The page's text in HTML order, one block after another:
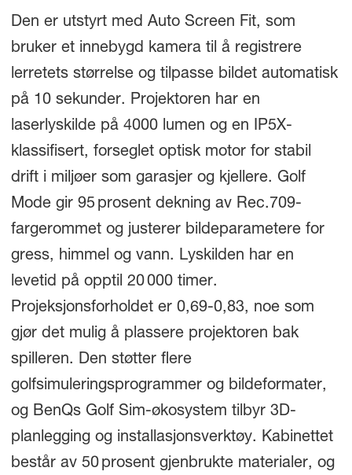
Den er utstyrt med Auto Screen Fit, som
bruker et innebygd kamera til å registrere
lerretets størrelse og tilpasse bildet automatisk
på 10 sekunder. Projektoren har en
laserlyskilde på 4000 lumen og en IP5X-
klassifisert, forseglet optisk motor for stabil
drift i miljøer som garasjer og kjellere. Golf
Mode gir 95 prosent dekning av Rec.709-
fargerommet og justerer bildeparametere for
gress, himmel og vann. Lyskilden har en
levetid på opptil 20 000 timer.
Projeksjonsforholdet er 0,69-0,83, noe som
gjør det mulig å plassere projektoren bak
spilleren. Den støtter flere
golfsimuleringsprogrammer og bildeformater,
og BenQs Golf Sim-økosystem tilbyr 3D-
planlegging og installasjonsverktøy. Kabinettet
består av 50 prosent gjenbrukte materialer, og